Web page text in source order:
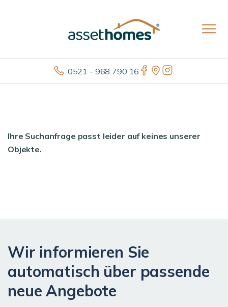
0521 - 968 790 16
Ihre Suchanfrage passt leider auf keines unserer
Objekte.
Wir informieren Sie
automatisch über passende
neue Angebote